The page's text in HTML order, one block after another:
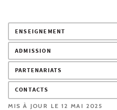
ENSEIGNEMENT
ADMISSION
PARTENARIATS
CONTACTS
MIS À JOUR LE 12 MAI 2025